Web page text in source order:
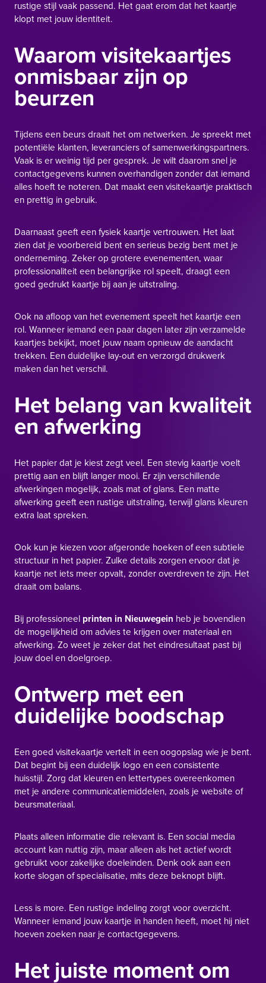
rustige stijl vaak passend. Het gaat erom dat het kaartje
klopt met jouw identiteit.
Waarom visitekaartjes
onmisbaar zijn op
beurzen
Tijdens een beurs draait het om netwerken. Je spreekt met
potentiële klanten, leveranciers of samenwerkingspartners.
Vaak is er weinig tijd per gesprek. Je wilt daarom snel je
contactgegevens kunnen overhandigen zonder dat iemand
alles hoeft te noteren. Dat maakt een visitekaartje praktisch
en prettig in gebruik.
Daarnaast geeft een fysiek kaartje vertrouwen. Het laat
zien dat je voorbereid bent en serieus bezig bent met je
onderneming. Zeker op grotere evenementen, waar
professionaliteit een belangrijke rol speelt, draagt een
goed gedrukt kaartje bij aan je uitstraling.
Ook na afloop van het evenement speelt het kaartje een
rol. Wanneer iemand een paar dagen later zijn verzamelde
kaartjes bekijkt, moet jouw naam opnieuw de aandacht
trekken. Een duidelijke lay-out en verzorgd drukwerk
maken dan het verschil.
Het belang van kwaliteit
en afwerking
Het papier dat je kiest zegt veel. Een stevig kaartje voelt
prettig aan en blijft langer mooi. Er zijn verschillende
afwerkingen mogelijk, zoals mat of glans. Een matte
afwerking geeft een rustige uitstraling, terwijl glans kleuren
extra laat spreken.
Ook kun je kiezen voor afgeronde hoeken of een subtiele
structuur in het papier. Zulke details zorgen ervoor dat je
kaartje net iets meer opvalt, zonder overdreven te zijn. Het
draait om balans.
Bij professioneel printen in Nieuwegein heb je bovendien
de mogelijkheid om advies te krijgen over materiaal en
afwerking. Zo weet je zeker dat het eindresultaat past bij
jouw doel en doelgroep.
Ontwerp met een
duidelijke boodschap
Een goed visitekaartje vertelt in een oogopslag wie je bent.
Dat begint bij een duidelijk logo en een consistente
huisstijl. Zorg dat kleuren en lettertypes overeenkomen
met je andere communicatiemiddelen, zoals je website of
beursmateriaal.
Plaats alleen informatie die relevant is. Een social media
account kan nuttig zijn, maar alleen als het actief wordt
gebruikt voor zakelijke doeleinden. Denk ook aan een
korte slogan of specialisatie, mits deze beknopt blijft.
Less is more. Een rustige indeling zorgt voor overzicht.
Wanneer iemand jouw kaartje in handen heeft, moet hij niet
hoeven zoeken naar je contactgegevens.
Het juiste moment om